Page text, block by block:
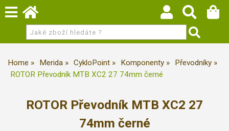
Home Merida CykloPoint Komponenty
Převodníky
ROTOR Převodník MTB XC2 27 74mm černé
ROTOR Převodník MTB XC2 27
74mm černé